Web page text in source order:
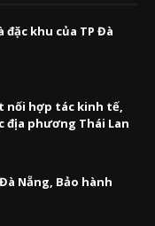
khu của TP Đà
nối hợp tác kinh tế,
địa phương Thái Lan
Nẵng, Bảo hành